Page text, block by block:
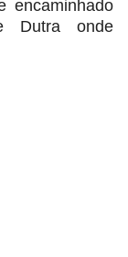
encaminhado
Dutra onde